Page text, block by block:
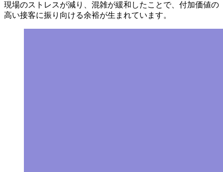
現場のストレスが減り、混雑が緩和したことで、付加価値の
高い接客に振り向ける余裕が生まれています。